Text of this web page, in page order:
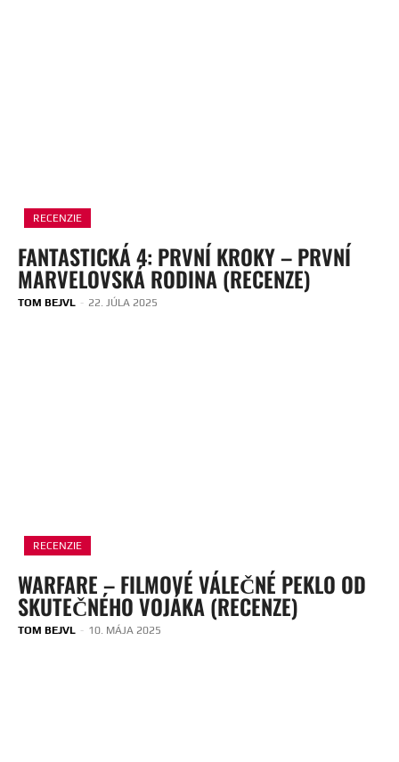
RECENZIE
FANTASTICKÁ 4: PRVNÍ KROKY – PRVNÍ
MARVELOVSKÁ RODINA (RECENZE)
TOM BEJVL - 22. JÚLA 2025
RECENZIE
WARFARE – FILMOVÉ VÁLEČNÉ PEKLO OD
SKUTEČNÉHO VOJÁKA (RECENZE)
TOM BEJVL - 10. MÁJA 2025